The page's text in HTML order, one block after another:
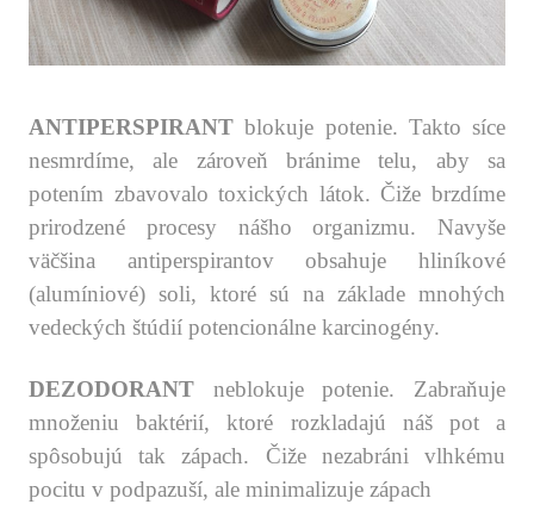
ANTIPERSPIRANT blokuje potenie. Takto síce
nesmrdíme, ale zároveň bránime telu, aby sa
potením zbavovalo toxických látok. Čiže brzdíme
prirodzené procesy nášho organizmu. Navyše
väčšina antiperspirantov obsahuje hliníkové
(alumíniové) soli, ktoré sú na základe mnohých
vedeckých štúdií potencionálne karcinogény.
DEZODORANT neblokuje potenie. Zabraňuje
množeniu baktérií, ktoré rozkladajú náš pot a
spôsobujú tak zápach. Čiže nezabráni vlhkému
pocitu v podpazuší, ale minimalizuje zápach